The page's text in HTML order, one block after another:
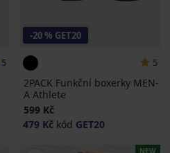
5
-20 % GET20
5
2PACK Funkční boxerky MEN-
A Athlete
599 Kč
479 Kč kód GET20
NEW